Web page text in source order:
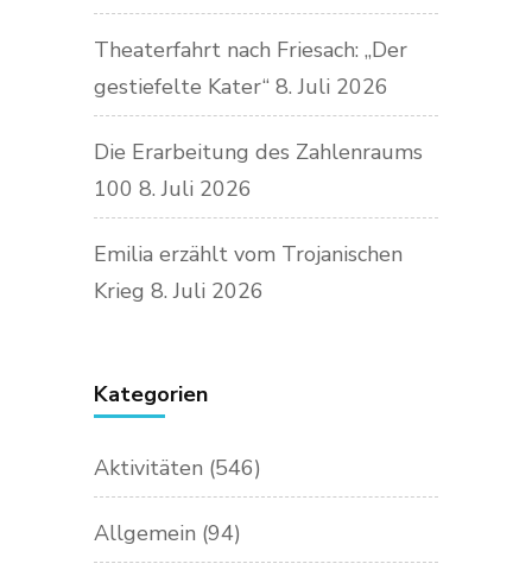
Theaterfahrt nach Friesach: „Der
gestiefelte Kater“ 8. Juli 2026
Die Erarbeitung des Zahlenraums
100 8. Juli 2026
Emilia erzählt vom Trojanischen
Krieg 8. Juli 2026
Kategorien
Aktivitäten (546)
Allgemein (94)